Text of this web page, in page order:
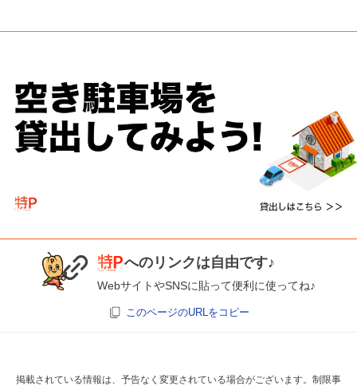
へのリンクは自由です♪
WebサイトやSNSに貼って便利に使ってね♪
このページのURLをコピー
掲載されている情報は、予告なく変更されている場合がございます。制限事